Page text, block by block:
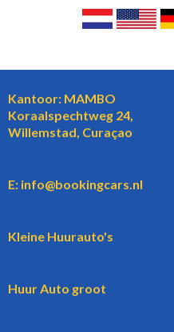
Kantoor: MAMBO
Koraalspechtweg 24,
Willemstad, Curaçao
E: info@bookingcars.nl
Kleine Huurauto's
Huur Auto groot